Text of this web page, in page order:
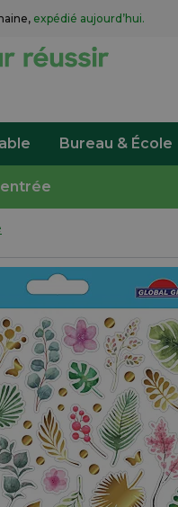
expédié aujourd’hui.
Bureau & École